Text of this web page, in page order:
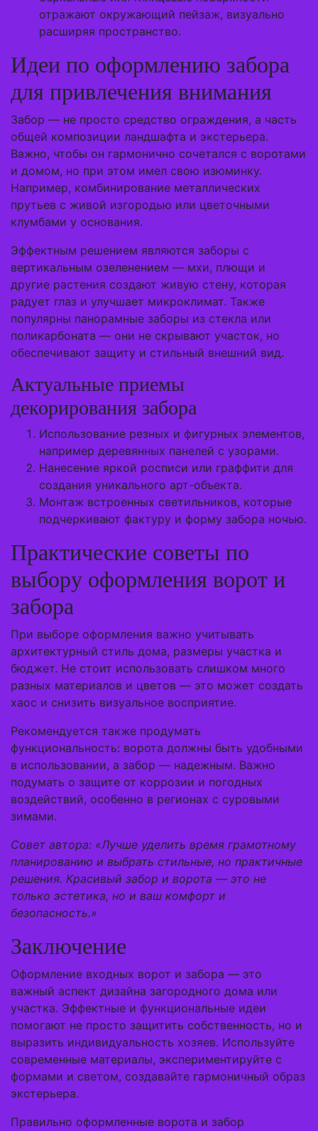
отражают окружающий пейзаж, визуально
расширяя пространство.
Идеи по оформлению забора
для привлечения внимания
Забор — не просто средство ограждения, а часть
общей композиции ландшафта и экстерьера.
Важно, чтобы он гармонично сочетался с воротами
и домом, но при этом имел свою изюминку.
Например, комбинирование металлических
прутьев с живой изгородью или цветочными
клумбами у основания.
Эффектным решением являются заборы с
вертикальным озеленением — мхи, плющи и
другие растения создают живую стену, которая
радует глаз и улучшает микроклимат. Также
популярны панорамные заборы из стекла или
поликарбоната — они не скрывают участок, но
обеспечивают защиту и стильный внешний вид.
Актуальные приемы
декорирования забора
Использование резных и фигурных элементов,
например деревянных панелей с узорами.
Нанесение яркой росписи или граффити для
создания уникального арт-объекта.
Монтаж встроенных светильников, которые
подчеркивают фактуру и форму забора ночью.
Практические советы по
выбору оформления ворот и
забора
При выборе оформления важно учитывать
архитектурный стиль дома, размеры участка и
бюджет. Не стоит использовать слишком много
разных материалов и цветов — это может создать
хаос и снизить визуальное восприятие.
Рекомендуется также продумать
функциональность: ворота должны быть удобными
в использовании, а забор — надежным. Важно
подумать о защите от коррозии и погодных
воздействий, особенно в регионах с суровыми
зимами.
Совет автора: «Лучше уделить время грамотному
планированию и выбрать стильные, но практичные
решения. Красивый забор и ворота — это не
только эстетика, но и ваш комфорт и
безопасность.»
Заключение
Оформление входных ворот и забора — это
важный аспект дизайна загородного дома или
участка. Эффектные и функциональные идеи
помогают не просто защитить собственность, но и
выразить индивидуальность хозяев. Используйте
современные материалы, экспериментируйте с
формами и светом, создавайте гармоничный образ
экстерьера.
Правильно оформленные ворота и забор